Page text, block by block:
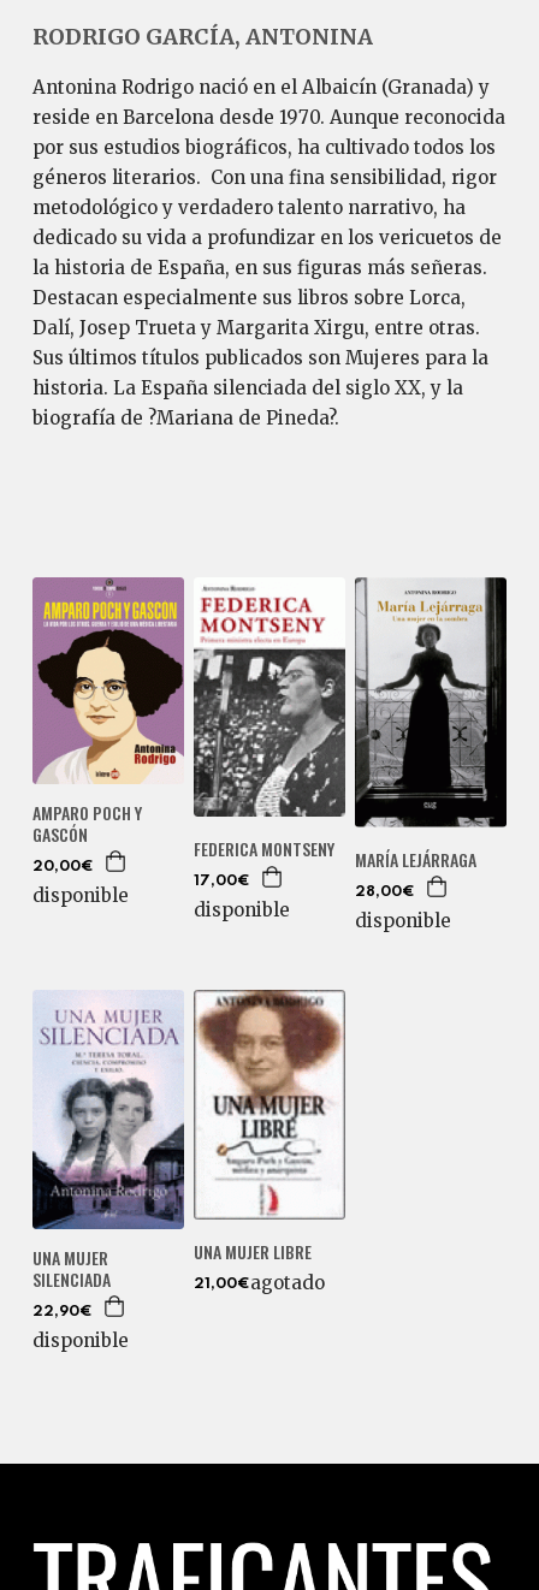
RODRIGO GARCÍA, ANTONINA
Antonina Rodrigo nació en el Albaicín (Granada) y
reside en Barcelona desde 1970. Aunque reconocida
por sus estudios biográficos, ha cultivado todos los
géneros literarios. Con una fina sensibilidad, rigor
metodológico y verdadero talento narrativo, ha
dedicado su vida a profundizar en los vericuetos de
la historia de España, en sus figuras más señeras.
Destacan especialmente sus libros sobre Lorca,
Dalí, Josep Trueta y Margarita Xirgu, entre otras.
Sus últimos títulos publicados son Mujeres para la
historia. La España silenciada del siglo XX, y la
biografía de ?Mariana de Pineda?.
AMPARO POCH Y
GASCÓN
20,00€
disponible
FEDERICA MONTSENY
17,00€
disponible
MARÍA LEJÁRRAGA
28,00€
disponible
UNA MUJER
SILENCIADA
22,90€
disponible
UNA MUJER LIBRE
21,00€agotado